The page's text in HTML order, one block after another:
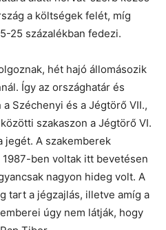
a költségek felét, míg
25 százalékban fedezi.
hét hajó állomásozik
Így az országhatár és
Széchenyi és a Jégtörő VII.,
szakaszon a Jégtörő VI.
jegét. A szakemberek
ben voltak itt bevetésen
nagyon hideg volt. A
tart a jégzajlás, illetve amíg a
úgy nem látják, hogy